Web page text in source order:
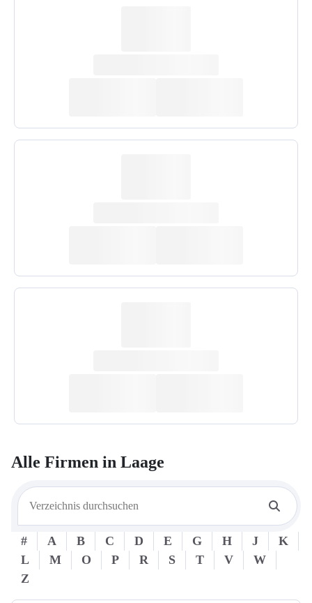
Alle Firmen in Laage
# A B C D E G H J
K
L
M O P R S T V
W
Z